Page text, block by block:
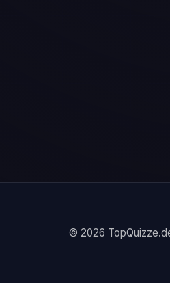
© 2026